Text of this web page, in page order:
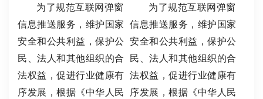
为了规范互联网弹窗
信息推送服务，维护国家
安全和公共利益，保护公
民、法人和其他组织的合
法权益，促进行业健康有
序发展，根据《中华人民
为了规范互联网弹窗
信息推送服务，维护国家
安全和公共利益，保护公
民、法人和其他组织的合
法权益，促进行业健康有
序发展，根据《中华人民